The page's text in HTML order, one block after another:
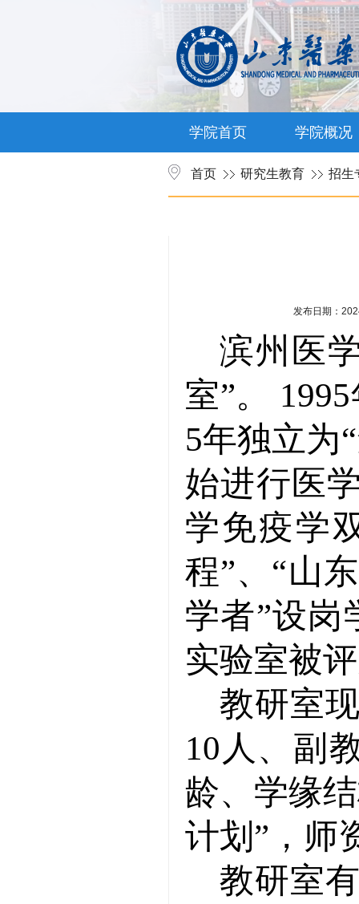
学院首页 学院概况
首页 研究生教育 招生
发布日期：
滨州医
室”。
1995
5年独立为
始进行医
学免疫学
程”、“山
学者”设岗
实验室被
教研室
10 人、副
龄、学缘
计划”，师
教研室